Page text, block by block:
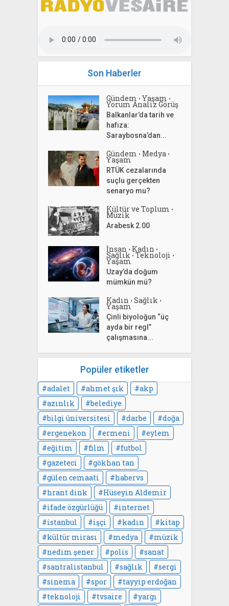
Son Haberler
Gündem • Yaşam •
Yorum Analiz Görüş
Balkanlar’da tarih ve
hafıza:
Saraybosna’dan...
Gündem • Medya •
Yaşam
RTÜK cezalarında
suçlu gerçekten
senaryo mu?
Kültür ve Toplum •
Müzik
Arabesk 2.00
İnsan • Kadın •
Sağlık • Teknoloji •
Yaşam
Uzay’da doğum
mümkün mü?
Kadın • Sağlık •
Yaşam
Çinli biyoloğun “üç
ayda bir regl”
çalışmasına...
Popüler etiketler
adalet ahmet şık
akp
azınlık
belediye
bilgi üniversitesi
darbe
doğa
ergenekon
ermeni
eylem
eğitim
film
futbol
gazeteci
gökhan tan
gülen cemaati
habervs
hrant dink
Hüseyin Aldemir
ifade özgürlüğü
internet
istanbul
işçi kadın
kitap
kültür mirası
medya
müzik
nedim şener
polis
sanat
santralistanbul
sağlık
sergi
sinema
spor
tayyip erdoğan
teknoloji
tvsaire
yargı